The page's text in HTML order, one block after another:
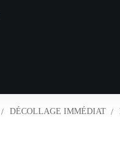
DÉCOLLAGE IMMÉDIAT